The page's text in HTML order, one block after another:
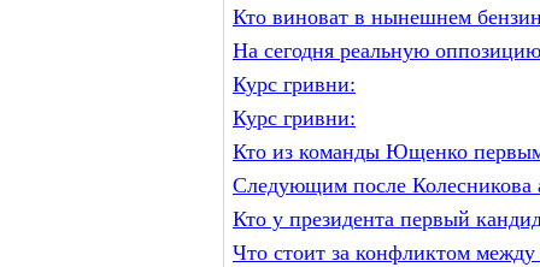
Кто виноват в нынешнем
На сегодня реальную
Курс гривни:
Курс гривни:
Кто из команды Ющенко первым
Следующим после Колесникова
Кто у президента первый
Что стоит за конфликтом